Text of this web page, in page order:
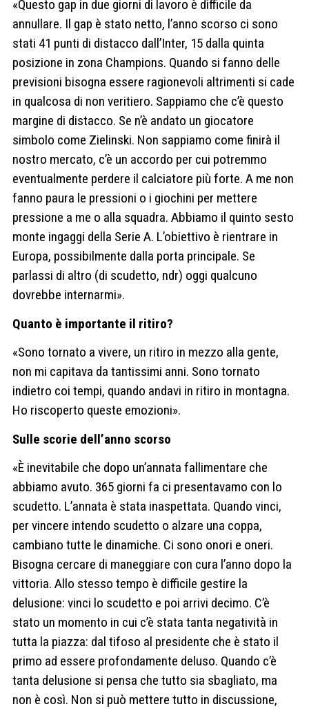
«Questo gap in due giorni di lavoro è difficile da
annullare. Il gap è stato netto, l’anno scorso ci sono
stati 41 punti di distacco dall’Inter, 15 dalla quinta
posizione in zona Champions. Quando si fanno delle
previsioni bisogna essere ragionevoli altrimenti si cade
in qualcosa di non veritiero. Sappiamo che c’è questo
margine di distacco. Se n’è andato un giocatore
simbolo come Zielinski. Non sappiamo come finirà il
nostro mercato, c’è un accordo per cui potremmo
eventualmente perdere il calciatore più forte. A me non
fanno paura le pressioni o i giochini per mettere
pressione a me o alla squadra. Abbiamo il quinto sesto
monte ingaggi della Serie A. L’obiettivo è rientrare in
Europa, possibilmente dalla porta principale. Se
parlassi di altro (di scudetto, ndr) oggi qualcuno
dovrebbe internarmi».
Quanto è importante il ritiro?
«Sono tornato a vivere, un ritiro in mezzo alla gente,
non mi capitava da tantissimi anni. Sono tornato
indietro coi tempi, quando andavi in ritiro in montagna.
Ho riscoperto queste emozioni».
Sulle scorie dell’anno scorso
«È inevitabile che dopo un’annata fallimentare che
abbiamo avuto. 365 giorni fa ci presentavamo con lo
scudetto. L’annata è stata inaspettata. Quando vinci,
per vincere intendo scudetto o alzare una coppa,
cambiano tutte le dinamiche. Ci sono onori e oneri.
Bisogna cercare di maneggiare con cura l’anno dopo la
vittoria. Allo stesso tempo è difficile gestire la
delusione: vinci lo scudetto e poi arrivi decimo. C’è
stato un momento in cui c’è stata tanta negatività in
tutta la piazza: dal tifoso al presidente che è stato il
primo ad essere profondamente deluso. Quando c’è
tanta delusione si pensa che tutto sia sbagliato, ma
non è così. Non si può mettere tutto in discussione,